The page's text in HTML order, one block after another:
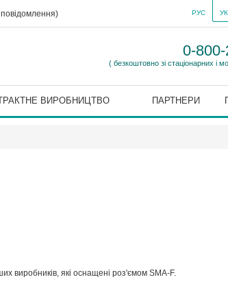
повідомлення) РУС
0-
( безкоштовно зі стаціонарних і
ВИРОБНИЦТВО ПАРТНЕРИ
виробників, які оснащені роз'ємом SMA-F.